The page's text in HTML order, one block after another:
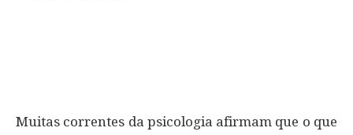
Muitas correntes da psicologia afirmam que o que